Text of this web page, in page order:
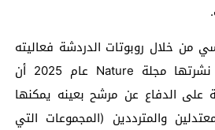
من خلال روبوتات الدردشة فعاليته
بالفعل. أظهرت دراسة نشرتها مجلة Nature عام 2025 أن
على الدفاع عن مرشح بعينه يمكنها
والمترددين (المجموعات التي